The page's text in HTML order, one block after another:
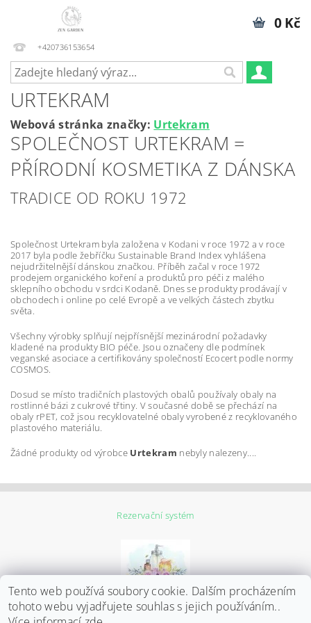
+420736153654
0 Kč
URTEKRAM
Webová stránka značky: Urtekram
SPOLEČNOST URTEKRAM =
PŘÍRODNÍ KOSMETIKA Z DÁNSKA
TRADICE OD ROKU 1972
Společnost Urtekram byla založena v Kodani v roce 1972 a v roce
2017 byla podle žebříčku Sustainable Brand Index vyhlášena
nejudržitelnější dánskou značkou. Příběh začal v roce 1972
prodejem organického koření a produktů pro péči z malého
sklepního obchodu v srdci Kodaně. Dnes se produkty prodávají v
obchodech i online po celé Evropě a ve velkých částech zbytku
světa.
Všechny výrobky splňují nejpřísnější mezinárodní požadavky
kladené na produkty BIO péče. Jsou označeny dle podmínek
veganské asociace a certifikovány společností Ecocert podle normy
COSMOS.
Dosud se místo tradičních plastových obalů používaly obaly na
rostlinné bázi z cukrové třtiny. V současné době se přechází na
obaly rPET, což jsou recyklovatelné obaly vyrobené z recyklovaného
plastového materiálu.
Žádné produkty od výrobce Urtekram nebyly nalezeny....
Rezervační systém
Tento web používá soubory cookie. Dalším procházením
tohoto webu vyjadřujete souhlas s jejich používáním..